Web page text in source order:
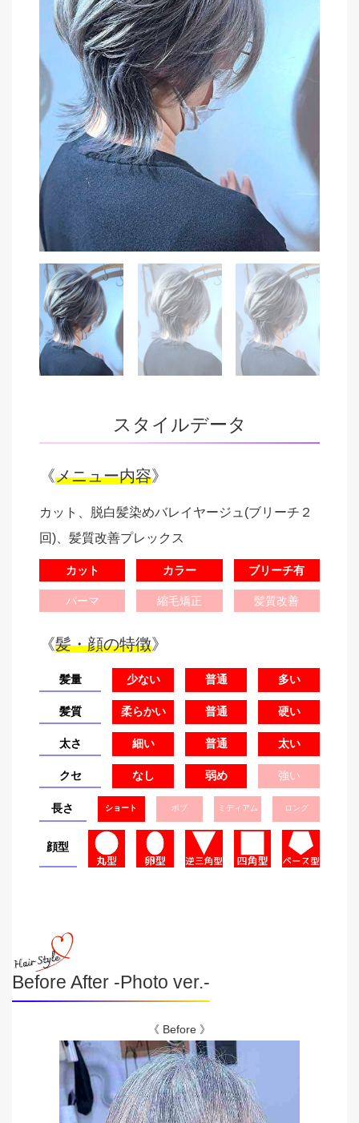
スタイルデータ
《メニュー内容》
カット、脱白髪染めバレイヤージュ(ブリーチ２
回)、髪質改善プレックス
カット カラー ブリーチ有
パーマ 縮毛矯正 髪質改善
《髪・顔の特徴》
髪量 少ない 普通 多い
髪質 柔らかい 普通 硬い
太さ 細い 普通 太い
クセ なし 弱め 強い
長さ ショート ボブ ミディアム ロング
顔型
Before After -Photo ver.-
《 Before 》